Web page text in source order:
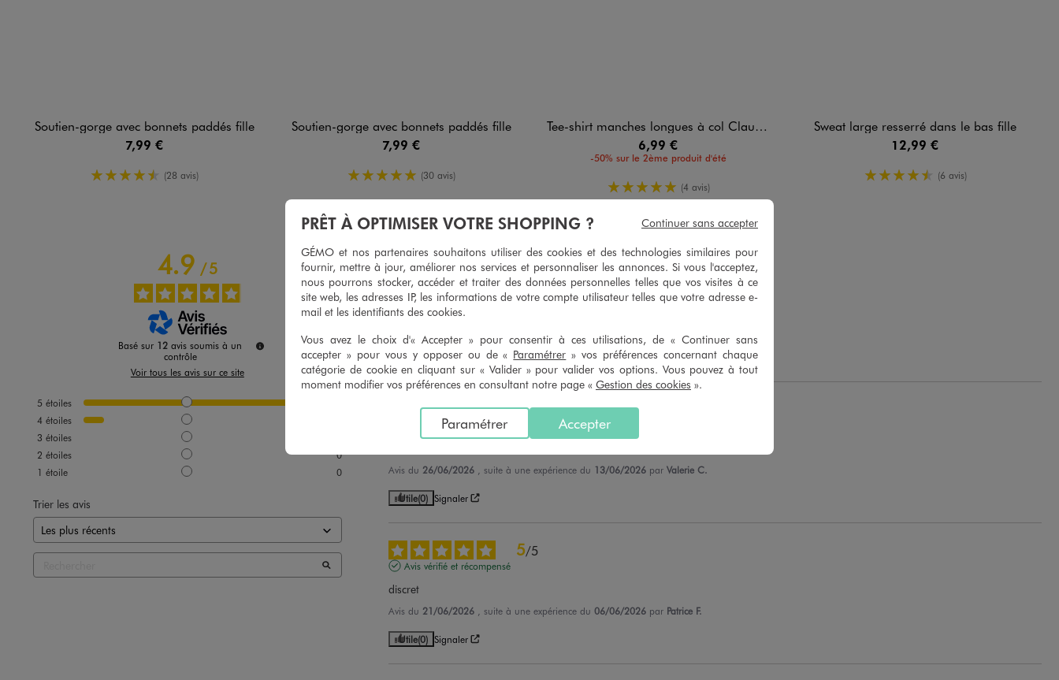
Soutien-gorge avec bonnets paddés fille
7,99 €
4.5/5 de moyenne
(28 avis)
Soutien-gorge avec bonnets paddés fille
7,99 €
5/5 de moyenne
(30 avis)
Tee-shirt manches longues à col Claudine fleuri fille
6,99 €
-50% sur le 2ème produit d'été
5/5 de moyenne
(4 avis)
Sweat large resserré dans le bas fille
12,99 €
4.5/5 de moyenne
(6 avis)
4.9/5
Basé sur 12 avis soumis à un
contrôle
Voir tous les avis sur ce site
5 étoiles
4 étoiles
3 étoiles
2 étoiles
0
1 étoile 0
Trier les avis
5/ 5
Avis vérifié et récompensé
Parfait mrrci
Utile(0) Signaler
5/5
Avis vérifié et récompensé
Avis du 26/06/2026 , suite à une expérience du 13/06/2026 par Valerie C.
Utile(0) Signaler
5/5
Avis vérifié et récompensé
discret
Avis du 21/06/2026 , suite à une expérience du 06/06/2026 par Patrice F.
Utile(0) Signaler
PRÊT À OPTIMISER VOTRE SHOPPING ?
GÉMO et nos partenaires souhaitons utiliser des cookies et des technologies similaires pour
fournir, mettre à jour, améliorer nos services et personnaliser les annonces. Si vous l'acceptez,
nous pourrons stocker, accéder et traiter des données personnelles telles que vos visites à ce
site web, les adresses IP, les informations de votre compte utilisateur telles que votre adresse e-
mail et les identifiants des cookies.
Vous avez le choix d'« Accepter » pour consentir à ces utilisations, de « Continuer sans
accepter » pour vous y opposer ou de « Paramétrer » vos préférences concernant chaque
catégorie de cookie en cliquant sur « Valider » pour valider vos options. Vous pouvez à tout
moment modifier vos préférences en consultant notre page « Gestion des cookies ».
Accepter
Paramétrer
Continuer sans accepter